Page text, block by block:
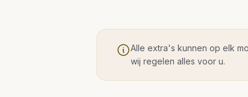
Alle extra's kunnen op elk
wij regelen alles voor u.